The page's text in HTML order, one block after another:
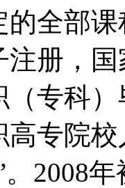
的全部
注册，
（专科
高专院
。2008